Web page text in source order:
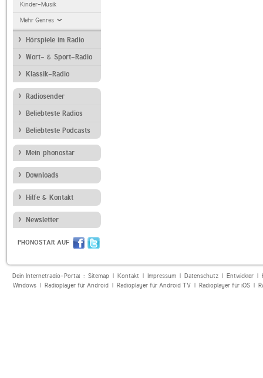
Kinder-Musik
Mehr Genres
Hörspiele im Radio
Wort- & Sport-Radio
Klassik-Radio
Radiosender
Beliebteste Radios
Beliebteste Podcasts
Mein phonostar
Downloads
Hilfe & Kontakt
Newsletter
PHONOSTAR AUF
Dein Internetradio-Portal : Sitemap| Kontakt| Impressum| Datenschutz| Entwickler|
Windows| Radioplayer für Android| Radioplayer für Android TV| Radioplayer für iOS|